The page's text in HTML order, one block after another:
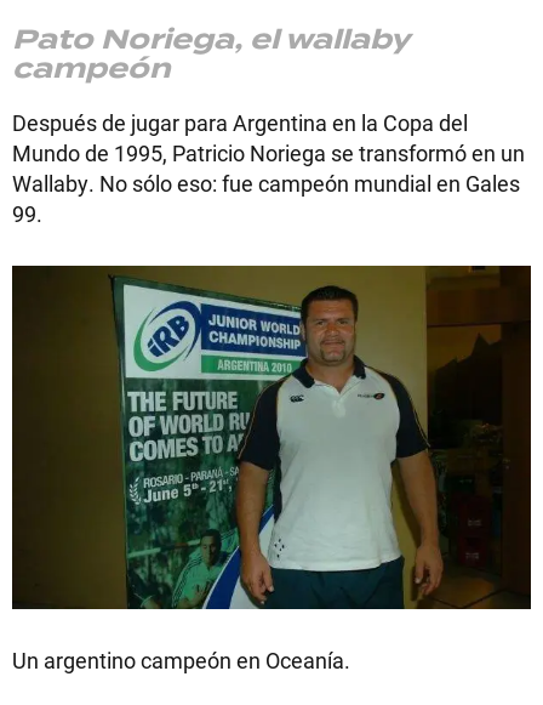
Pato Noriega, el wallaby
campeón
Después de jugar para Argentina en la Copa del
Mundo de 1995, Patricio Noriega se transformó en un
Wallaby. No sólo eso: fue campeón mundial en Gales
99.
Un argentino campeón en Oceanía.